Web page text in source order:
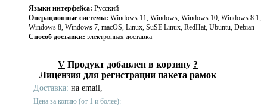
Языки интерфейса: Русский
Операционные системы: Windows 11, Windows, Windows 10, Windows 8.1,
Windows 8, Windows 7, macOS, Linux, SuSE Linux, RedHat, Ubuntu, Debian
Способ доставки: электронная доставка
V Продукт добавлен в корзину ?
Лицензия для регистрации пакета рамок
Доставка: на email,
Цена за копию (от 1 и более):